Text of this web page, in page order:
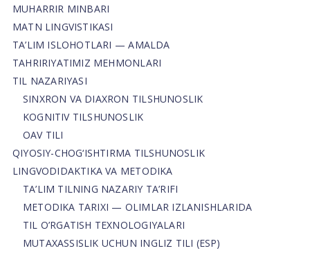
MUHARRIR MINBARI
MATN LINGVISTIKASI
TA’LIM ISLOHOTLARI — AMALDA
TAHRIRIYATIMIZ MEHMONLARI
TIL NAZARIYASI
SINXRON VA DIAXRON TILSHUNOSLIK
KOGNITIV TILSHUNOSLIK
OAV TILI
QIYOSIY-CHOG‘ISHTIRMA TILSHUNOSLIK
LINGVODIDAKTIKA VA METODIKA
TA’LIM TILNING NAZARIY TA’RIFI
METODIKA TARIXI — OLIMLAR IZLANISHLARIDA
TIL O’RGATISH TEXNOLOGIYALARI
MUTAXASSISLIK UCHUN INGLIZ TILI (ESP)